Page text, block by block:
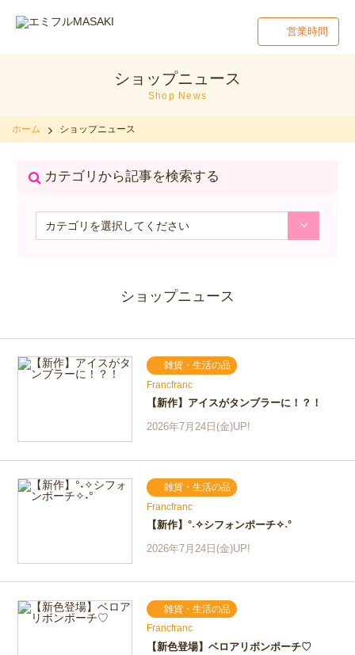
営業時間
ショップニュース
Shop News
ホーム ショップニュース
カテゴリから記事を検索する
ショップニュース
雑貨・生活の品
Francfranc
【新作】アイスがタンブラーに！？！
2026年7月24日(金)UP!
雑貨・生活の品
Francfranc
【新作】°˖✧シフォンポーチ✧˖°
2026年7月24日(金)UP!
雑貨・生活の品
Francfranc
【新色登場】ベロアリボンポーチ♡